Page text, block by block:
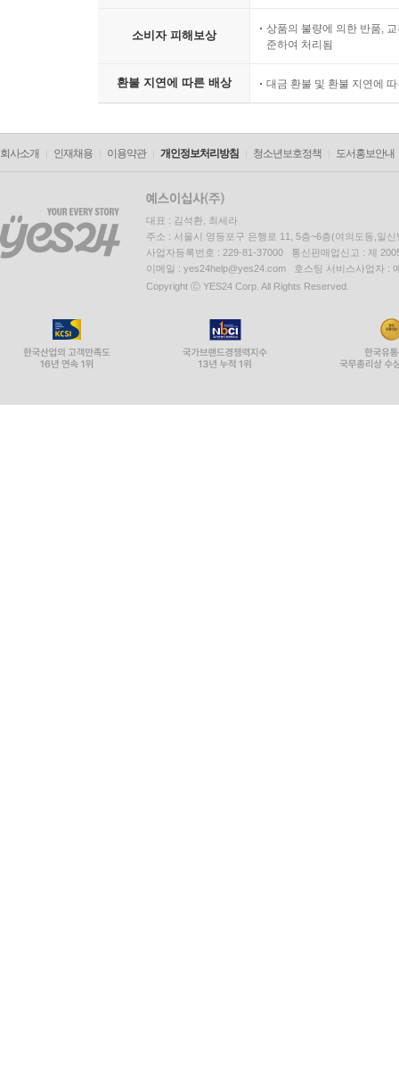
소비자 피해보상
상품의 불량에 의한 반품,
준하여 처리됨
환불 지연에 따른 배상 대금 환불 및 환불 지연에
회사소개 인재채용 이용약관 개인정보처리방침 청소년보호정책 도서홍보안내
대표 : 김석환, 최세라
주소 : 서울시 영등포구 은행로 11, 5층~6층(여의도동,일신
사업자등록번호 : 229-81-37000 통신판매업신고 : 제
이메일 : yes24help@yes24.com 호스팅 서비스사업자 :
Copyright ⓒ YES24 Corp. All Rights Reserved.